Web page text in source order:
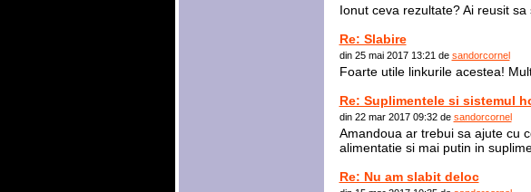
Ionut ceva rezultate? Ai reusit
Re: Slabire
din 25 mai 2017 13:21 de sandorcornel
Foarte utile linkurile acestea!
Re: Suplimentele si sistemul
din 22 mar 2017 09:32 de sandorcornel
Amandoua ar trebui sa ajute cu
alimentatie si mai putin in
Re: Nu am slabit deloc